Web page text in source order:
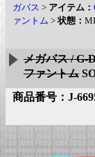
ガバス > アイテム：
ァントム >状態：
メガバス / G-
ファントム
商品番号：J-